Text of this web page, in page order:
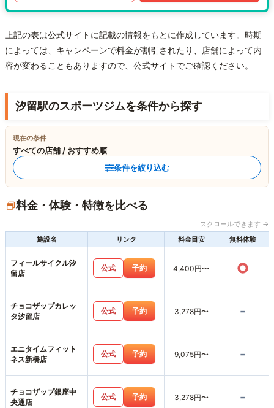
上記の表は公式サイトに記載の情報をもとに作成しています。時期
によっては、キャンペーンで料金が割引されたり、店舗によって内
容が変わることもありますので、公式サイトでご確認ください。
汐留駅のスポーツジムを条件から探す
現在の条件
すべての店舗 / おすすめ順
条件を絞り込む
料金・体験・特徴を比べる
スクロールできます →
施設名
リンク 料金目安 無料体験
フィールサイクル汐
留店
公式 予約 4,400円〜 ○
チョコザップカレッ
タ汐留店
公式 予約 3,278円〜 -
エニタイムフィット
ネス新橋店
公式 予約 9,075円〜 -
チョコザップ銀座中
央通店
公式 予約 3,278円〜 -